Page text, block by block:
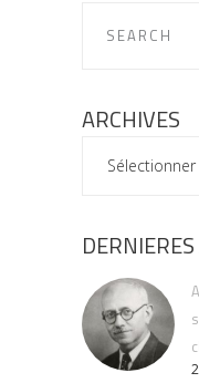
ARCHIVES
ARCHIVES